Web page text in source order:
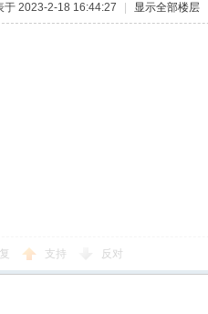
于 2023-2-18 16:44:27 显示全部楼层
支持 反对